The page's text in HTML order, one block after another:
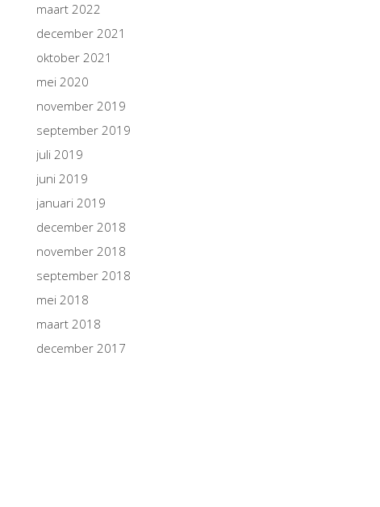
maart 2022
december 2021
oktober 2021
mei 2020
november 2019
september 2019
juli 2019
juni 2019
januari 2019
december 2018
november 2018
september 2018
mei 2018
maart 2018
december 2017